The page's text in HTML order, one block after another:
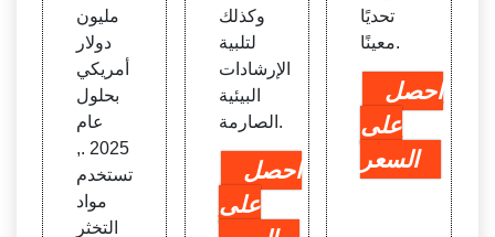
مليون
دولار
أمريكي
بحلول
عام
2025 .,
تستخدم
مواد
التخثر
وكذلك
لتلبية
الإرشادات
البيئية
الصارمة.
احصل
على
تحديًا
معينًا.
احصل
على
السعر